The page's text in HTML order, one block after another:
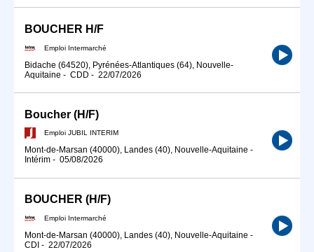
BOUCHER H/F
Emploi Intermarché
Bidache (64520), Pyrénées-Atlantiques (64), Nouvelle-
Aquitaine - CDD - 22/07/2026
Boucher (H/F)
Emploi JUBIL INTERIM
Mont-de-Marsan (40000), Landes (40), Nouvelle-Aquitaine -
Intérim - 05/08/2026
BOUCHER (H/F)
Emploi Intermarché
Mont-de-Marsan (40000), Landes (40), Nouvelle-Aquitaine -
CDI - 22/07/2026